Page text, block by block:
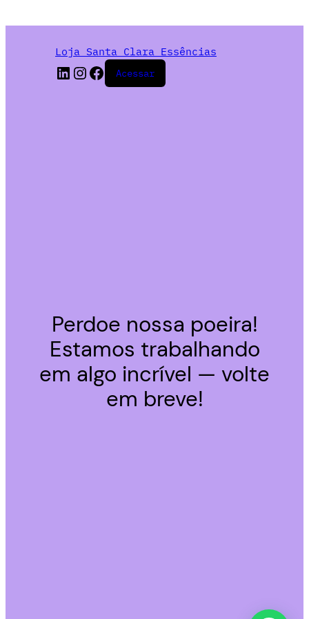
Loja Santa Clara Essências
Acessar
Perdoe nossa poeira!
Estamos trabalhando
em algo incrível — volte
em breve!